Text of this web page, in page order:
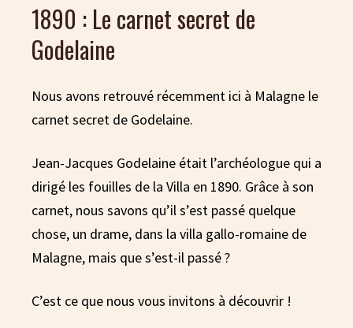
1890 : Le carnet secret de
Godelaine
Nous avons retrouvé récemment ici à Malagne le
carnet secret de Godelaine.
Jean-Jacques Godelaine était l’archéologue qui a
dirigé les fouilles de la Villa en 1890. Grâce à son
carnet, nous savons qu’il s’est passé quelque
chose, un drame, dans la villa gallo-romaine de
Malagne, mais que s’est-il passé ?
C’est ce que nous vous invitons à découvrir !